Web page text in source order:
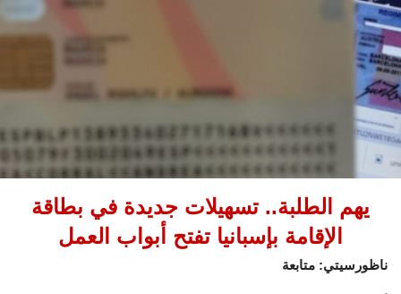
يهم الطلبة.. تسهيلات جديدة في بطاقة
الإقامة بإسبانيا تفتح أبواب العمل
ناظورسيتي: متابعة